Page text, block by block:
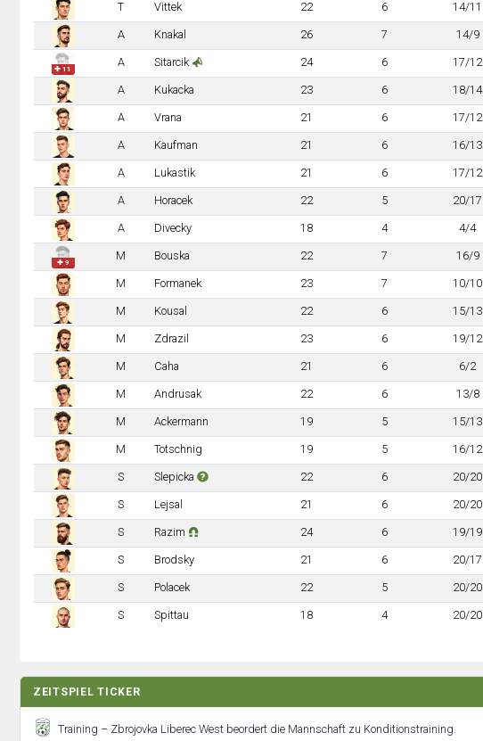
T Vittek 22 6 14/11
A Knakal 26 7 14/9
✚ 11
A Sitarcik 24 6 17/12
A Kukacka 23 6 18/14
A Vrana 21 6 17/12
A Kaufman 21 6 16/13
A Lukastik 21 6 17/12
A Horacek 22 5 20/17
A Divecky 18 4 4/4
✚ 9
M Bouska 22 7 16/9
M Formanek 23 7 10/10
M Kousal 22 6 15/13
M Zdrazil 23 6 19/12
M Caha 21 6 6/2
M Andrusak 22 6 13/8
M Ackermann 19 5 15/13
M Totschnig 19 5 16/12
S Slepicka 22 6 20/20
S Lejsal 21 6 20/20
S Razim 24 6 19/19
S Brodsky 21 6 20/17
S Polacek 22 5 20/20
S Spittau 18 4 20/20
ZEITSPIEL TICKER
Training – Zbrojovka Liberec West beordert die Mannschaft zu Konditionstraining.